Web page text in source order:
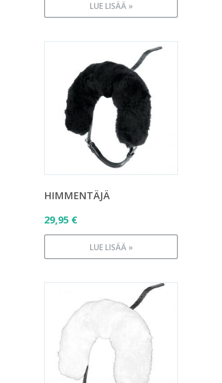
LUE LISÄÄ »
HIMMENTÄJÄ
29,95 €
LUE LISÄÄ »